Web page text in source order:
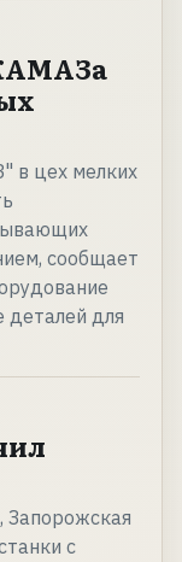
в цех мелких
сообщает
деталей для
Запорожская
с